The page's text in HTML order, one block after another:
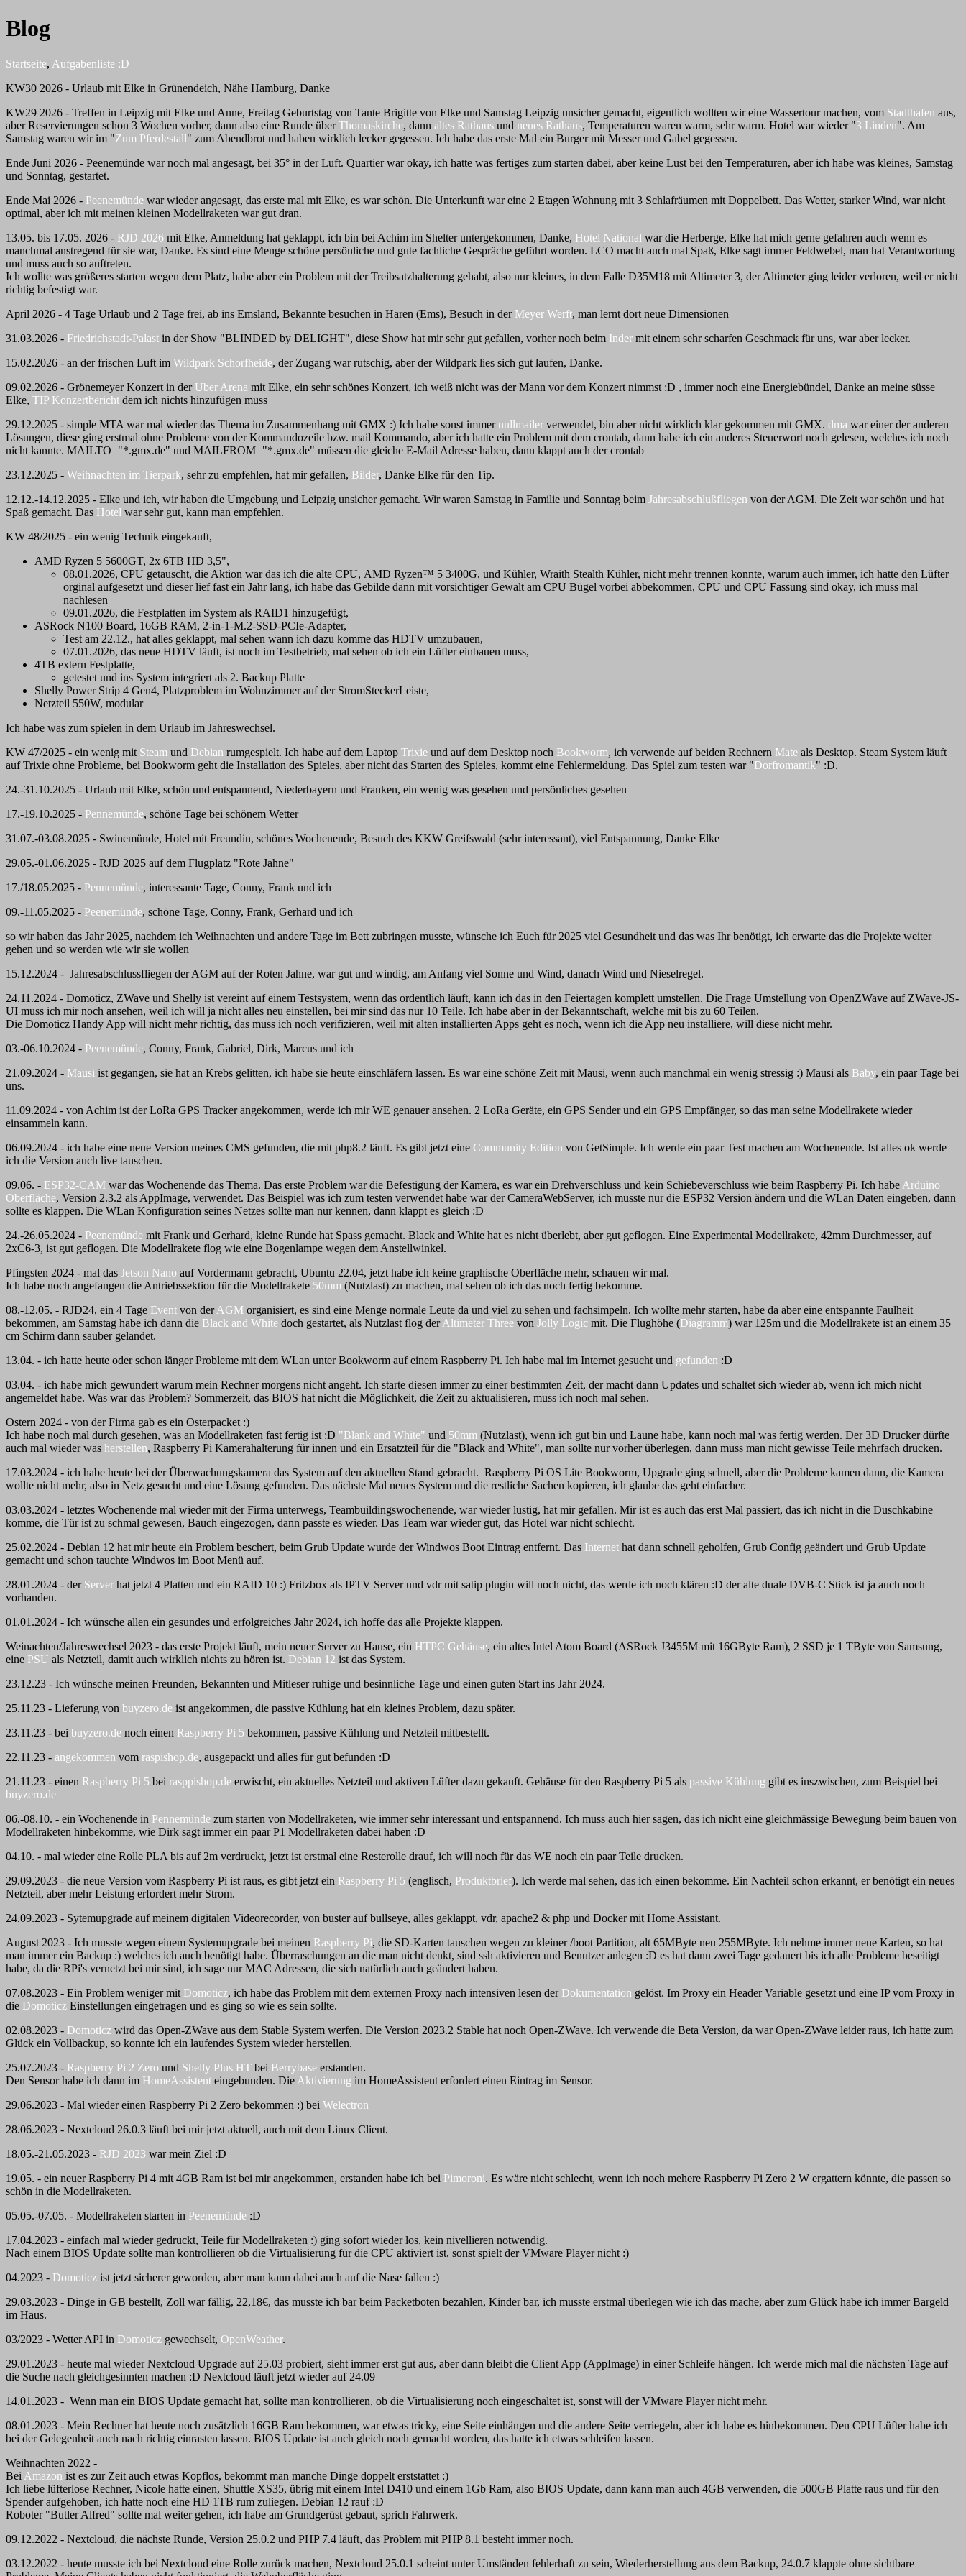
Blog
Startseite, Aufgabenliste :D
KW30 2026 - Urlaub mit Elke in Grünendeich, Nähe Hamburg, Danke
KW29 2026 - Treffen in Leipzig mit Elke und Anne, Freitag Geburtstag von Tante Brigitte von Elke und Samstag Leipzig unsicher gemacht, eigentlich wollten wir eine Wassertour machen, vom Stadthafen aus,
aber Reservierungen schon 3 Wochen vorher, dann also eine Runde überThomaskirche, dann altes Rathaus und neues Rathaus, Temperaturen waren warm, sehr warm. Hotel war wieder "3 Linden". Am
Samstag waren wir im "Zum Pferdestall" zum Abendbrot und haben wirklich lecker gegessen. Ich habe das erste Mal ein Burger mit Messer und Gabel gegessen.
Ende Juni 2026 - Peenemünde war noch mal angesagt, bei 35° in der Luft. Quartier war okay, ich hatte was fertiges zum starten dabei, aber keine Lust bei den Temperaturen, aber ich habe was kleines, Samstag
und Sonntag, gestartet.
Ende Mai 2026 - Peenemünde war wieder angesagt, das erste mal mit Elke, es war schön. Die Unterkunft war eine 2 Etagen Wohnung mit 3 Schlafräumen mit Doppelbett. Das Wetter, starker Wind, war nicht
optimal, aber ich mit meinen kleinen Modellraketen war gut dran.
13.05. bis 17.05. 2026 - RJD 2026 mit Elke, Anmeldung hat geklappt, ich bin bei Achim im Shelter untergekommen, Danke, Hotel National war die Herberge, Elke hat mich gerne gefahren auch wenn es
manchmal anstregend für sie war, Danke. Es sind eine Menge schöne persönliche und gute fachliche Gespräche geführt worden. LCO macht auch mal Spaß, Elke sagt immer Feldwebel, man hat Verantwortung
und muss auch so auftreten.
Ich wollte was größeres starten wegen dem Platz, habe aber ein Problem mit der Treibsatzhalterung gehabt, also nur kleines, in dem Falle D35M18 mit Altimeter 3, der Altimeter ging leider verloren, weil er nicht
richtig befestigt war.
April 2026 - 4 Tage Urlaub und 2 Tage frei, ab ins Emsland, Bekannte besuchen in Haren (Ems), Besuch in der Meyer Werft, man lernt dort neue Dimensionen
31.03.2026 - Friedrichstadt-Palast in der Show "BLINDED by DELIGHT", diese Show hat mir sehr gut gefallen, vorher noch beim Inder mit einem sehr scharfen Geschmack für uns, war aber lecker.
15.02.2026 - an der frischen Luft im Wildpark Schorfheide, der Zugang war rutschig, aber der Wildpark lies sich gut laufen, Danke.
09.02.2026 - Grönemeyer Konzert in der Uber Arena mit Elke, ein sehr schönes Konzert, ich weiß nicht was der Mann vor dem Konzert nimmst :D , immer noch eine Energiebündel, Danke an meine süsse
Elke, TIP Konzertbericht dem ich nichts hinzufügen muss
29.12.2025 - simple MTA war mal wieder das Thema im Zusammenhang mit GMX :) Ich habe sonst immer nullmailer verwendet, bin aber nicht wirklich klar gekommen mit GMX. dma war einer der anderen
Lösungen, diese ging erstmal ohne Probleme von der Kommandozeile bzw. mail Kommando, aber ich hatte ein Problem mit dem crontab, dann habe ich ein anderes Steuerwort noch gelesen, welches ich noch
nicht kannte. MAILTO="*.gmx.de" und MAILFROM="*.gmx.de" müssen die gleiche E-Mail Adresse haben, dann klappt auch der crontab
23.12.2025 - Weihnachten im Tierpark, sehr zu empfehlen, hat mir gefallen, Bilder, Danke Elke für den Tip.
12.12.-14.12.2025 - Elke und ich, wir haben die Umgebung und Leipzig unsicher gemacht. Wir waren Samstag in Familie und Sonntag beim Jahresabschlußfliegen von der AGM. Die Zeit war schön und hat
Spaß gemacht. Das Hotel war sehr gut, kann man empfehlen.
KW 48/2025 - ein wenig Technik eingekauft,
AMD Ryzen 5 5600GT, 2x 6TB HD 3,5",
08.01.2026, CPU getauscht, die Aktion war das ich die alte CPU, AMD Ryzen™ 5 3400G, und Kühler, Wraith Stealth Kühler, nicht mehr trennen konnte, warum auch immer, ich hatte den Lüfter
orginal aufgesetzt und dieser lief fast ein Jahr lang, ich habe das Gebilde dann mit vorsichtiger Gewalt am CPU Bügel vorbei abbekommen, CPU und CPU Fassung sind okay, ich muss mal
nachlesen
09.01.2026, die Festplatten im System als RAID1 hinzugefügt,
ASRock N100 Board, 16GB RAM, 2-in-1-M.2-SSD-PCIe-Adapter,
Test am 22.12., hat alles geklappt, mal sehen wann ich dazu komme das HDTV umzubauen,
07.01.2026, das neue HDTV läuft, ist noch im Testbetrieb, mal sehen ob ich ein Lüfter einbauen muss,
4TB extern Festplatte,
getestet und ins System integriert als 2. Backup Platte
Shelly Power Strip 4 Gen4, Platzproblem im Wohnzimmer auf der StromSteckerLeiste,
Netzteil 550W, modular
Ich habe was zum spielen in dem Urlaub im Jahreswechsel.
KW 47/2025 - ein wenig mit Steam und Debian rumgespielt. Ich habe auf dem Laptop Trixie und auf dem Desktop noch Bookworm, ich verwende auf beiden Rechnern Mate als Desktop. Steam System läuft
auf Trixie ohne Probleme, bei Bookworm geht die Installation des Spieles, aber nicht das Starten des Spieles, kommt eine Fehlermeldung. Das Spiel zum testen war "Dorfromantik" :D.
24.-31.10.2025 - Urlaub mit Elke, schön und entspannend, Niederbayern und Franken, ein wenig was gesehen und persönliches gesehen
17.-19.10.2025 - Pennemünde, schöne Tage bei schönem Wetter
31.07.-03.08.2025 - Swinemünde, Hotel mit Freundin, schönes Wochenende, Besuch des KKW Greifswald (sehr interessant), viel Entspannung, Danke Elke
29.05.-01.06.2025 - RJD 2025 auf dem Flugplatz "Rote Jahne"
17./18.05.2025 - Pennemünde, interessante Tage, Conny, Frank und ich
09.-11.05.2025 - Peenemünde, schöne Tage, Conny, Frank, Gerhard und ich
so wir haben das Jahr 2025, nachdem ich Weihnachten und andere Tage im Bett zubringen musste, wünsche ich Euch für 2025 viel Gesundheit und das was Ihr benötigt, ich erwarte das die Projekte weiter
gehen und so werden wie wir sie wollen
15.12.2024 - Jahresabschlussfliegen der AGM auf der Roten Jahne, war gut und windig, am Anfang viel Sonne und Wind, danach Wind und Nieselregel.
24.11.2024 - Domoticz, ZWave und Shelly ist vereint auf einem Testsystem, wenn das ordentlich läuft, kann ich das in den Feiertagen komplett umstellen. Die Frage Umstellung von OpenZWave auf ZWave-JS-
UI muss ich mir noch ansehen, weil ich will ja nicht alles neu einstellen, bei mir sind das nur 10 Teile. Ich habe aber in der Bekanntschaft, welche mit bis zu 60 Teilen.
Die Domoticz Handy App will nicht mehr richtig, das muss ich noch verifizieren, weil mit alten installierten Apps geht es noch, wenn ich die App neu installiere, will diese nicht mehr.
03.-06.10.2024 - Peenemünde, Conny, Frank, Gabriel, Dirk, Marcus und ich
21.09.2024 - Mausi ist gegangen, sie hat an Krebs gelitten, ich habe sie heute einschläfern lassen. Es war eine schöne Zeit mit Mausi, wenn auch manchmal ein wenig stressig :) Mausi als Baby, ein paar Tage bei
uns.
11.09.2024 - von Achim ist der LoRa GPS Tracker angekommen, werde ich mir WE genauer ansehen. 2 LoRa Geräte, ein GPS Sender und ein GPS Empfänger, so das man seine Modellrakete wieder
einsammeln kann.
06.09.2024 - ich habe eine neue Version meines CMS gefunden, die mit php8.2 läuft. Es gibt jetzt eine Community Edition von GetSimple. Ich werde ein paar Test machen am Wochenende. Ist alles ok werde
ich die Version auch live tauschen.
09.06. - ESP32-CAM war das Wochenende das Thema. Das erste Problem war die Befestigung der Kamera, es war ein Drehverschluss und kein Schiebeverschluss wie beim Raspberry Pi. Ich habe Arduino
Oberfläche, Version 2.3.2 als AppImage, verwendet. Das Beispiel was ich zum testen verwendet habe war der CameraWebServer, ich musste nur die ESP32 Version ändern und die WLan Daten eingeben, dann
sollte es klappen. Die WLan Konfiguration seines Netzes sollte man nur kennen, dann klappt es gleich :D
24.-26.05.2024 - Peenemünde mit Frank und Gerhard, kleine Runde hat Spass gemacht. Black and White hat es nicht überlebt, aber gut geflogen. Eine Experimental Modellrakete, 42mm Durchmesser, auf
2xC6-3, ist gut geflogen. Die Modellrakete flog wie eine Bogenlampe wegen dem Anstellwinkel.
Pfingsten 2024 - mal das Jetson Nano auf Vordermann gebracht, Ubuntu 22.04, jetzt habe ich keine graphische Oberfläche mehr, schauen wir mal.
Ich habe noch angefangen die Antriebssektion für die Modellrakete 50mm (Nutzlast) zu machen, mal sehen ob ich das noch fertig bekomme.
08.-12.05. - RJD24, ein 4 Tage Event von der AGM organisiert, es sind eine Menge normale Leute da und viel zu sehen und fachsimpeln. Ich wollte mehr starten, habe da aber eine entspannte Faulheit
bekommen, am Samstag habe ich dann die Black and White doch gestartet, als Nutzlast flog der Altimeter Three von Jolly Logic mit. Die Flughöhe (Diagramm) war 125m und die Modellrakete ist an einem 35
cm Schirm dann sauber gelandet.
13.04. - ich hatte heute oder schon länger Probleme mit dem WLan unter Bookworm auf einem Raspberry Pi. Ich habe mal im Internet gesucht und gefunden :D
03.04. - ich habe mich gewundert warum mein Rechner morgens nicht angeht. Ich starte diesen immer zu einer bestimmten Zeit, der macht dann Updates und schaltet sich wieder ab, wenn ich mich nicht
angemeldet habe. Was war das Problem? Sommerzeit, das BIOS hat nicht die Möglichkeit, die Zeit zu aktualisieren, muss ich noch mal sehen.
Ostern 2024 - von der Firma gab es ein Osterpacket :)
Ich habe noch mal durch gesehen, was an Modellraketen fast fertig ist :D "Blank and White" und 50mm (Nutzlast), wenn ich gut bin und Laune habe, kann noch mal was fertig werden. Der 3D Drucker dürfte
auch mal wieder was herstellen, Raspberry Pi Kamerahalterung für innen und ein Ersatzteil für die "Black and White", man sollte nur vorher überlegen, dann muss man nicht gewisse Teile mehrfach drucken.
17.03.2024 - ich habe heute bei der Überwachungskamera das System auf den aktuellen Stand gebracht. Raspberry Pi OS Lite Bookworm, Upgrade ging schnell, aber die Probleme kamen dann, die Kamera
wollte nicht mehr, also in Netz gesucht und eine Lösung gefunden. Das nächste Mal neues System und die restliche Sachen kopieren, ich glaube das geht einfacher.
03.03.2024 - letztes Wochenende mal wieder mit der Firma unterwegs, Teambuildingswochenende, war wieder lustig, hat mir gefallen. Mir ist es auch das erst Mal passiert, das ich nicht in die Duschkabine
komme, die Tür ist zu schmal gewesen, Bauch eingezogen, dann passte es wieder. Das Team war wieder gut, das Hotel war nicht schlecht.
25.02.2024 - Debian 12 hat mir heute ein Problem beschert, beim Grub Update wurde der Windwos Boot Eintrag entfernt. Das Internet hat dann schnell geholfen, Grub Config geändert und Grub Update
gemacht und schon tauchte Windwos im Boot Menü auf.
28.01.2024 - der Server hat jetzt 4 Platten und ein RAID 10 :) Fritzbox als IPTV Server und vdr mit satip plugin will noch nicht, das werde ich noch klären :D der alte duale DVB-C Stick ist ja auch noch
vorhanden.
01.01.2024 - Ich wünsche allen ein gesundes und erfolgreiches Jahr 2024, ich hoffe das alle Projekte klappen.
Weinachten/Jahreswechsel 2023 - das erste Projekt läuft, mein neuer Server zu Hause, ein HTPC Gehäuse, ein altes Intel Atom Board (ASRock J3455M mit 16GByte Ram), 2 SSD je 1 TByte von Samsung,
eine PSU als Netzteil, damit auch wirklich nichts zu hören ist. Debian 12 ist das System.
23.12.23 - Ich wünsche meinen Freunden, Bekannten und Mitleser ruhige und besinnliche Tage und einen guten Start ins Jahr 2024.
25.11.23 - Lieferung von buyzero.de ist angekommen, die passive Kühlung hat ein kleines Problem, dazu später.
23.11.23 - bei buyzero.de noch einen Raspberry Pi 5 bekommen, passive Kühlung und Netzteil mitbestellt.
22.11.23 - angekommen vom raspishop.de, ausgepackt und alles für gut befunden :D
21.11.23 - einen Raspberry Pi 5 bei rasppishop.de erwischt, ein aktuelles Netzteil und aktiven Lüfter dazu gekauft. Gehäuse für den Raspberry Pi 5 als passive Kühlung gibt es inszwischen, zum Beispiel bei
buyzero.de
06.-08.10. - ein Wochenende in Pennemünde zum starten von Modellraketen, wie immer sehr interessant und entspannend. Ich muss auch hier sagen, das ich nicht eine gleichmässige Bewegung beim bauen von
Modellraketen hinbekomme, wie Dirk sagt immer ein paar P1 Modellraketen dabei haben :D
04.10. - mal wieder eine Rolle PLA bis auf 2m verdruckt, jetzt ist erstmal eine Resterolle drauf, ich will noch für das WE noch ein paar Teile drucken.
29.09.2023 - die neue Version vom Raspberry Pi ist raus, es gibt jetzt ein Raspberry Pi 5 (englisch, Produktbrief). Ich werde mal sehen, das ich einen bekomme. Ein Nachteil schon erkannt, er benötigt ein neues
Netzteil, aber mehr Leistung erfordert mehr Strom.
24.09.2023 - Sytemupgrade auf meinem digitalen Videorecorder, von buster auf bullseye, alles geklappt, vdr, apache2 & php und Docker mit Home Assistant.
August 2023 - Ich musste wegen einem Systemupgrade bei meinen Raspberry Pi, die SD-Karten tauschen wegen zu kleiner /boot Partition, alt 65MByte neu 255MByte. Ich nehme immer neue Karten, so hat
man immer ein Backup :) welches ich auch benötigt habe. Überraschungen an die man nicht denkt, sind ssh aktivieren und Benutzer anlegen :D es hat dann zwei Tage gedauert bis ich alle Probleme beseitigt
habe, da die RPi's vernetzt bei mir sind, ich sage nur MAC Adressen, die sich natürlich auch geändert haben.
07.08.2023 - Ein Problem weniger mit Domoticz, ich habe das Problem mit dem externen Proxy nach intensiven lesen der Dokumentation gelöst. Im Proxy ein Header Variable gesetzt und eine IP vom Proxy in
die Domoticz Einstellungen eingetragen und es ging so wie es sein sollte.
02.08.2023 - Domoticz wird das Open-ZWave aus dem Stable System werfen. Die Version 2023.2 Stable hat noch Open-ZWave. Ich verwende die Beta Version, da war Open-ZWave leider raus, ich hatte zum
Glück ein Vollbackup, so konnte ich ein laufendes System wieder herstellen.
25.07.2023 - Raspberry Pi 2 Zero und Shelly Plus HT bei Berrybase erstanden.
Den Sensor habe ich dann im HomeAssistent eingebunden. Die Aktivierung im HomeAssistent erfordert einen Eintrag im Sensor.
29.06.2023 - Mal wieder einen Raspberry Pi 2 Zero bekommen :) bei Welectron
28.06.2023 - Nextcloud 26.0.3 läuft bei mir jetzt aktuell, auch mit dem Linux Client.
18.05.-21.05.2023 - RJD 2023 war mein Ziel :D
19.05. - ein neuer Raspberry Pi 4 mit 4GB Ram ist bei mir angekommen, erstanden habe ich bei Pimoroni. Es wäre nicht schlecht, wenn ich noch mehere Raspberry Pi Zero 2 W ergattern könnte, die passen so
schön in die Modellraketen.
05.05.-07.05. - Modellraketen starten in Peenemünde :D
17.04.2023 - einfach mal wieder gedruckt, Teile für Modellraketen :) ging sofort wieder los, kein nivellieren notwendig.
Nach einem BIOS Update sollte man kontrollieren ob die Virtualisierung für die CPU aktiviert ist, sonst spielt der VMware Player nicht :)
04.2023 - Domoticz ist jetzt sicherer geworden, aber man kann dabei auch auf die Nase fallen :)
29.03.2023 - Dinge in GB bestellt, Zoll war fällig, 22,18€, das musste ich bar beim Packetboten bezahlen, Kinder bar, ich musste erstmal überlegen wie ich das mache, aber zum Glück habe ich immer Bargeld
im Haus.
03/2023 - Wetter API in Domoticz gewechselt, OpenWeather.
29.01.2023 - heute mal wieder Nextcloud Upgrade auf 25.03 probiert, sieht immer erst gut aus, aber dann bleibt die Client App (AppImage) in einer Schleife hängen. Ich werde mich mal die nächsten Tage auf
die Suche nach gleichgesinnten machen :D Nextcloud läuft jetzt wieder auf 24.09
14.01.2023 - Wenn man ein BIOS Update gemacht hat, sollte man kontrollieren, ob die Virtualisierung noch eingeschaltet ist, sonst will der VMware Player nicht mehr.
08.01.2023 - Mein Rechner hat heute noch zusätzlich 16GB Ram bekommen, war etwas tricky, eine Seite einhängen und die andere Seite verriegeln, aber ich habe es hinbekommen. Den CPU Lüfter habe ich
bei der Gelegenheit auch nach richtig einrasten lassen. BIOS Update ist auch gleich noch gemacht worden, das hatte ich etwas schleifen lassen.
Weihnachten 2022 -
Bei Amazon ist es zur Zeit auch etwas Kopflos, bekommt man manche Dinge doppelt erststattet :)
Ich liebe lüfterlose Rechner, Nicole hatte einen, Shuttle XS35, übrig mit einem Intel D410 und einem 1Gb Ram, also BIOS Update, dann kann man auch 4GB verwenden, die 500GB Platte raus und für den
Spender aufgehoben, ich hatte noch eine HD 1TB rum zuliegen. Debian 12 rauf :D
Roboter "Butler Alfred" sollte mal weiter gehen, ich habe am Grundgerüst gebaut, sprich Fahrwerk.
09.12.2022 - Nextcloud, die nächste Runde, Version 25.0.2 und PHP 7.4 läuft, das Problem mit PHP 8.1 besteht immer noch.
03.12.2022 - heute musste ich bei Nextcloud eine Rolle zurück machen, Nextcloud 25.0.1 scheint unter Umständen fehlerhaft zu sein, Wiederherstellung aus dem Backup, 24.0.7 klappte ohne sichtbare